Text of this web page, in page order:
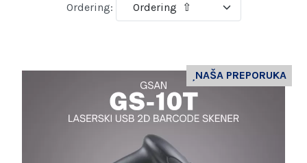
Ordering:
NAŠA PREPORUKA